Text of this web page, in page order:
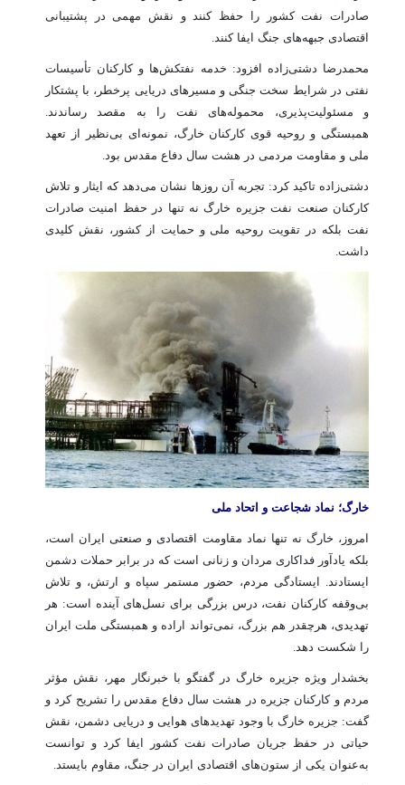
صادرات نفت کشور را حفظ کنند و نقش مهمی در پشتیبانی
اقتصادی جبهه‌های جنگ ایفا کنند.
محمدرضا دشتی‌زاده افزود: خدمه نفتکش‌ها و کارکنان تأسیسات
نفتی در شرایط سخت جنگی و مسیرهای دریایی پرخطر، با پشتکار
و مسئولیت‌پذیری، محموله‌های نفت را به مقصد رساندند.
همبستگی و روحیه قوی کارکنان خارگ، نمونه‌ای بی‌نظیر از تعهد
ملی و مقاومت مردمی در هشت سال دفاع مقدس بود.
دشتی‌زاده تاکید کرد: تجربه آن روزها نشان می‌دهد که ایثار و تلاش
کارکنان صنعت نفت جزیره خارگ نه تنها در حفظ امنیت صادرات
نفت بلکه در تقویت روحیه ملی و حمایت از کشور، نقش کلیدی
داشت.
خارگ؛ نماد شجاعت و اتحاد ملی
امروز، خارگ نه تنها نماد مقاومت اقتصادی و صنعتی ایران است،
بلکه یادآور فداکاری مردان و زنانی است که در برابر حملات دشمن
ایستادند. ایستادگی مردم، حضور مستمر سپاه و ارتش، و تلاش
بی‌وقفه کارکنان نفت، درس بزرگی برای نسل‌های آینده است: هر
تهدیدی، هرچقدر هم بزرگ، نمی‌تواند اراده و همبستگی ملت ایران
را شکست دهد.
بخشدار ویژه جزیره خارگ در گفتگو با خبرنگار مهر، نقش مؤثر
مردم و کارکنان جزیره در هشت سال دفاع مقدس را تشریح کرد و
گفت: جزیره خارگ با وجود تهدیدهای هوایی و دریایی دشمن، نقش
حیاتی در حفظ جریان صادرات نفت کشور ایفا کرد و توانست
به‌عنوان یکی از ستون‌های اقتصادی ایران در جنگ، مقاوم بایستد.